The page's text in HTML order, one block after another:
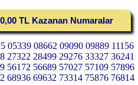
TL Kazanan Numaralar
05339 08662 09090 09889 11156
27322 28499 29276 33327 36241
56172 56689 57027 57109 57896
68936 69632 73314 75876 76814